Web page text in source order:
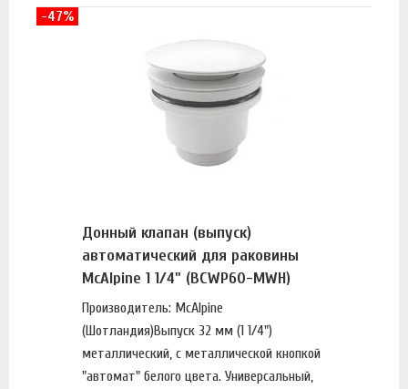
Донный клапан (выпуск)
автоматический для раковины
McAlpine 1 1/4" (BCWP60-MWH)
Производитель: McAlpine
(Шотландия)Выпуск 32 мм (1 1/4")
металлический, с металлической кнопкой
"автомат" белого цвета. Универсальный,
-47%